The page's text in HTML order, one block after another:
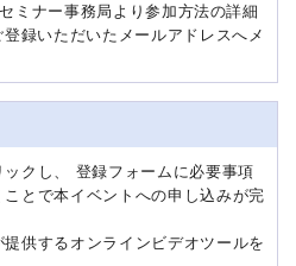
ミナー事務局より参加方法の詳細
録いただいたメールアドレスへメ
ックし、 登録フォームに必要事項
とで本イベントへの申し込みが完
供するオンラインビデオツールを